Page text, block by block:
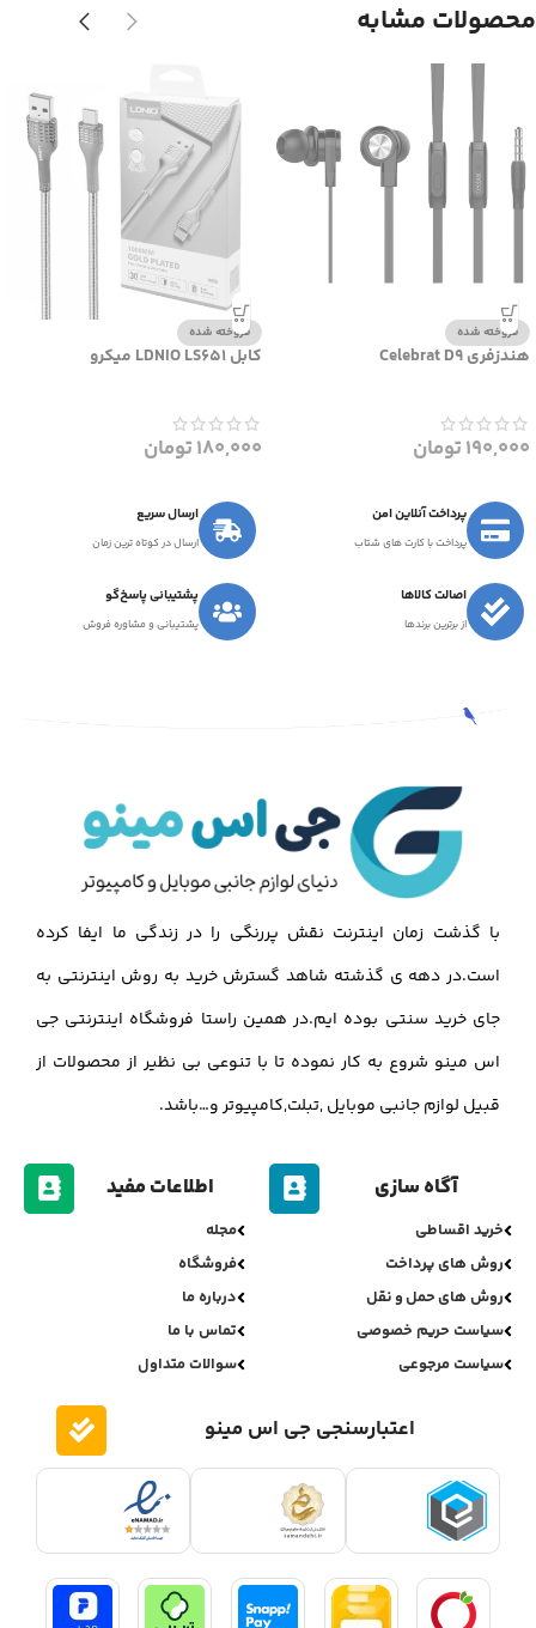
محصولات مشابه
فروخته شده
هندزفری Celebrat D9
190,000تومان
فروخته شده
کابل LDNIO LS651 میکرو
180,000تومان
پرداخت آنلاین امن
پرداخت با کارت های شتاب
ارسال سریع
ارسال در کوتاه ترین زمان
اصالت کالاها
از برترین برندها
پشتیبانی پاسخ‌گو
پشتیبانی و مشاوره فروش
با گذشت زمان اینترنت نقش پررنگی را در زندگی ما ایفا کرده
است.در دهه ی گذشته شاهد گسترش خرید به روش اینترنتی به
جای خرید سنتی بوده ایم.در همین راستا فروشگاه اینترنتی جی
اس مینو شروع به کار نموده تا با تنوعی بی نظیر از محصولات از
قبیل لوازم جانبی موبایل ,تبلت,کامپیوتر و…باشد.
آگاه سازی
خرید اقساطی
روش های پرداخت
روش های حمل و نقل
سیاست حریم خصوصی
سیاست مرجوعی
اطلاعات مفید
مجله
فروشگاه
درباره ما
تماس با ما
سوالات متداول
اعتبارسنجی جی اس مینو